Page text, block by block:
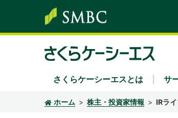
ホーム 株主・投資家情報 IRラ
さくらケーシーエスとは サ